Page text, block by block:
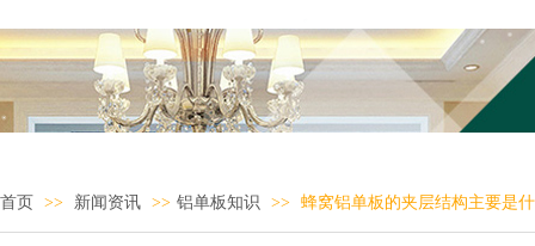
首页 >> 新闻资讯 >> 铝单板知识 >> 蜂窝铝单板的夹层结构主要是